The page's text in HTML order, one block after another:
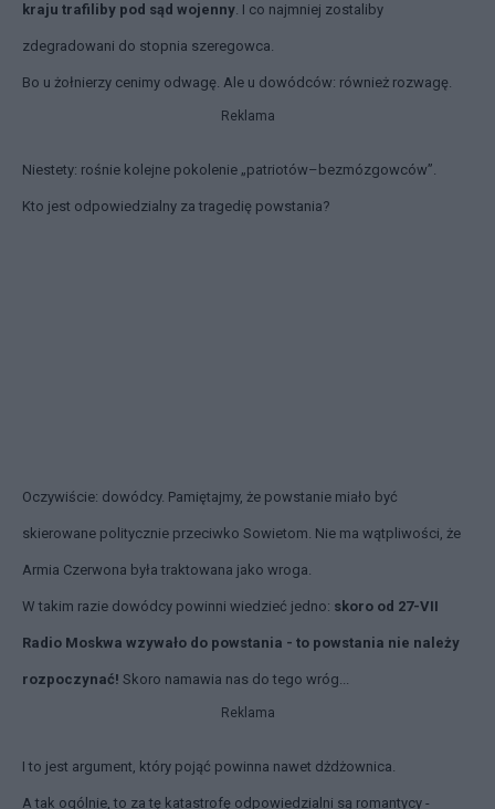
kraju trafiliby pod sąd wojenny. I co najmniej zostaliby
zdegradowani do stopnia szeregowca.
Bo u żołnierzy cenimy odwagę. Ale u dowódców: również rozwagę.
Reklama
Niestety: rośnie kolejne pokolenie „patriotów–bezmózgowców”.
Kto jest odpowiedzialny za tragedię powstania?
Oczywiście: dowódcy. Pamiętajmy, że powstanie miało być
skierowane politycznie przeciwko Sowietom. Nie ma wątpliwości, że
Armia Czerwona była traktowana jako wroga.
W takim razie dowódcy powinni wiedzieć jedno: skoro od 27-VII
Radio Moskwa wzywało do powstania - to powstania nie należy
rozpoczynać! Skoro namawia nas do tego wróg...
Reklama
I to jest argument, który pojąć powinna nawet dżdżownica.
A tak ogólnie, to za tę katastrofę odpowiedzialni są romantycy -